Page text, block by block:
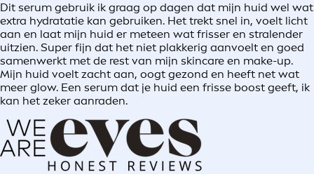
Dit serum gebruik ik graag op dagen dat mijn huid wel wat
extra hydratatie kan gebruiken. Het trekt snel in, voelt licht
aan en laat mijn huid er meteen wat frisser en stralender
uitzien. Super fijn dat het niet plakkerig aanvoelt en goed
samenwerkt met de rest van mijn skincare en make-up.
Mijn huid voelt zacht aan, oogt gezond en heeft net wat
meer glow. Een serum dat je huid een frisse boost geeft, ik
kan het zeker aanraden.